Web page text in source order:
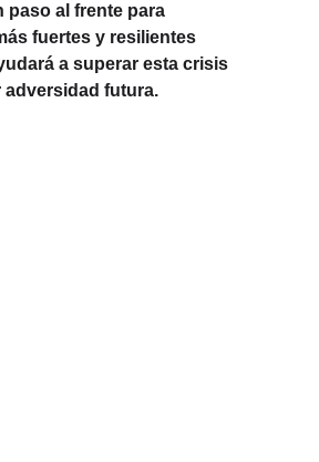
paso al frente para
fuertes y resilientes
a superar esta crisis
adversidad futura.